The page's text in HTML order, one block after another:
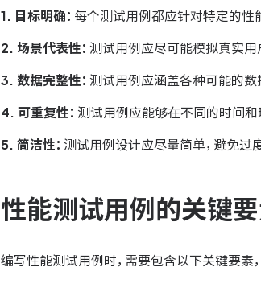
1. 目标明确： 每个测试用例都应针对特定的性
2. 场景代表性： 测试用例应尽可能模拟真实用
3. 数据完整性： 测试用例应涵盖各种可能的数
4. 可重复性： 测试用例应能够在不同的时间和
5. 简洁性： 测试用例设计应尽量简单，避免过
性能测试用例的关键
编写性能测试用例时，需要包含以下关键要素